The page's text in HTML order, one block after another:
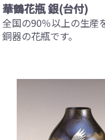
華鶴花瓶 銀(台付)
全国の90％以上の生産
銅器の花瓶です。